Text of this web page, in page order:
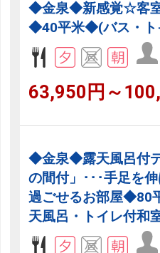
◆金泉◆新感覚☆客
◆40平米◆(バス・ト
63,950円～
◆金泉◆露天風呂付
の間付」･･･手足を
過ごせるお部屋◆80
天風呂・トイレ付和